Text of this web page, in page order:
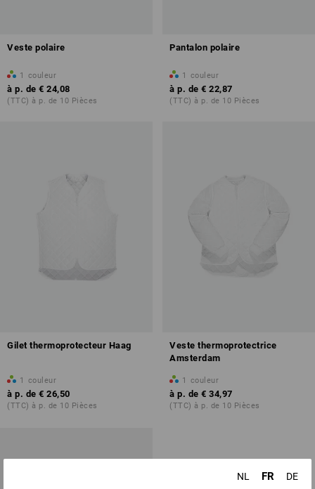
Veste polaire
1 couleur
à p. de € 24,08
(TTC) à p. de 10 Pièces
Pantalon polaire
1 couleur
à p. de € 22,87
(TTC) à p. de 10 Pièces
Gilet thermoprotecteur Haag
1 couleur
à p. de € 26,50
(TTC) à p. de 10 Pièces
Veste thermoprotectrice
Amsterdam
1 couleur
à p. de € 34,97
(TTC) à p. de 10 Pièces
NL FR
DE